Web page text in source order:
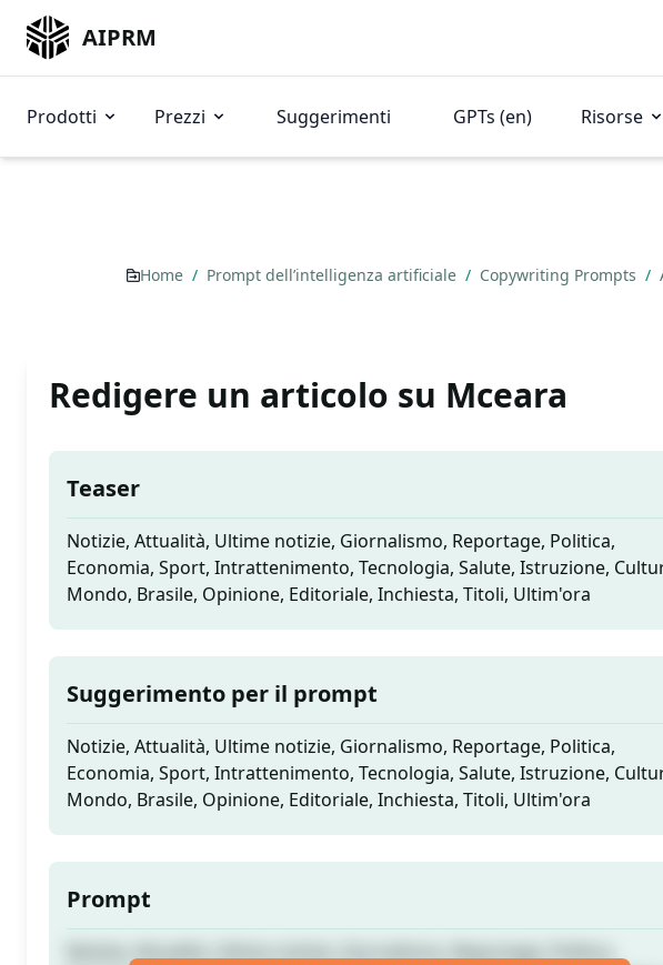
AIPRM
Prodotti Prezzi Suggerimenti GPTs (en) Risorse
Home / Prompt dell’intelligenza artificiale / Copywriting Prompts /
Redigere un articolo su Mceara
Teaser
Notizie, Attualità, Ultime notizie, Giornalismo, Reportage, Politica,
Economia, Sport, Intrattenimento, Tecnologia, Salute, Istruzione,
Mondo, Brasile, Opinione, Editoriale, Inchiesta, Titoli, Ultim'ora
Suggerimento per il prompt
Notizie, Attualità, Ultime notizie, Giornalismo, Reportage, Politica,
Economia, Sport, Intrattenimento, Tecnologia, Salute, Istruzione,
Mondo, Brasile, Opinione, Editoriale, Inchiesta, Titoli, Ultim'ora
Prompt